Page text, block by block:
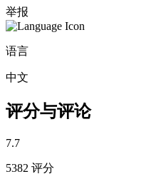
举报
语言
中文
评分与评论
7.7
5382 评分